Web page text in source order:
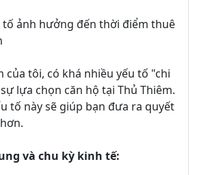
tố ảnh hưởng đến thời điểm thuê
của tôi, có khá nhiều yếu tố "chi
lựa chọn căn hộ tại Thủ Thiêm.
tố này sẽ giúp bạn đưa ra quyết
và chu kỳ kinh tế: